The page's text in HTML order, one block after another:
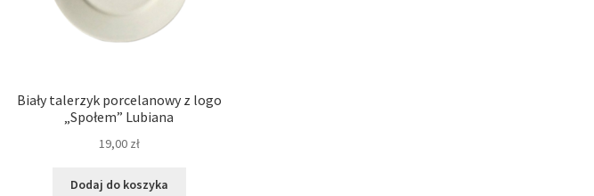
Biały talerzyk porcelanowy z logo
„Społem” Lubiana
19,00 zł
Dodaj do koszyka